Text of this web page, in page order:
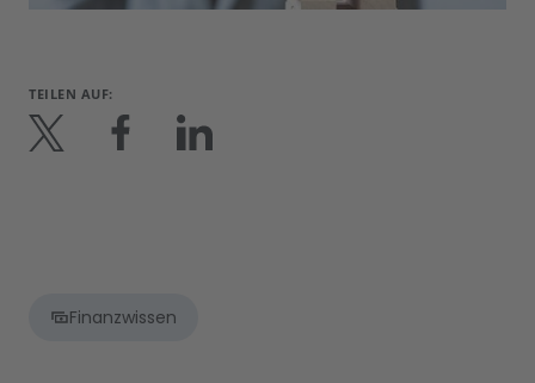
TEILEN AUF:
Finanzwissen